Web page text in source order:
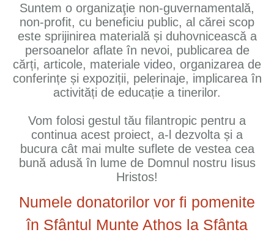
Suntem o organizaţie non-guvernamentală,
non-profit, cu beneficiu public, al cărei scop
este sprijinirea materială și duhovnicească a
persoanelor aflate în nevoi, publicarea de
cărți, articole, materiale video, organizarea de
conferințe și expoziții, pelerinaje, implicarea în
activități de educație a tinerilor.
Vom folosi gestul tău filantropic pentru a
continua acest proiect, a-l dezvolta și a
bucura cât mai multe suflete de vestea cea
bună adusă în lume de Domnul nostru Iisus
Hristos!
Numele donatorilor vor fi pomenite
în Sfântul Munte Athos la Sfânta